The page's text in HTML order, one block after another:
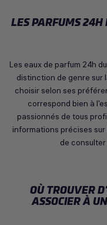
LES PARFUMS 24H
Les eaux de parfum 24h
distinction de genre sur
choisir selon ses
correspond bien à
passionnés de tous
informations précises
de
OÙ TROUVER
ASSOCIER À